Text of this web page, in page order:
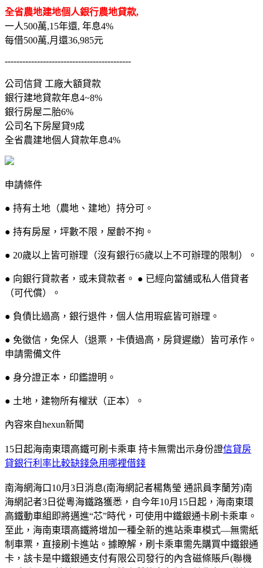
全省農地建地個人銀行農地貸款,
一人500萬,15年還, 年息4%
每借500萬,月還36,985元
-------------------------------------------
公司信貸 工廠大額貸款
銀行建地貸款年息4~8%
銀行房屋二胎6%
公司名下房屋貸9成
全省農建地個人貸款年息4%
申請條件
● 持有土地（農地、建地）持分可。
● 持有房屋，坪數不限，屋齡不拘。
● 20歲以上皆可辦理（沒有銀行65歲以上不可辦理的限制）。
● 向銀行貸款者，或未貸款者。 ● 已經向當舖或私人借貸者
（可代償）。
● 負債比過高，銀行退件，個人信用瑕疵皆可辦理。
● 免徵信，免保人（退票，卡債過高，房貸遲繳）皆可承作。
申請需備文件
● 身分證正本，印鑑證明。
● 土地，建物所有權狀（正本）。
內容來自hexun新聞
15日起海南東環高鐵可刷卡乘車 持卡無需出示身份證信貸房
貸銀行利率比較缺錢急用哪裡借錢
南海網海口10月3日消息(南海網記者楊雋瑩 通訊員李蘭芳)南
海網記者3日從粵海鐵路獲悉，自今年10月15日起，海南東環
高鐵動車組即將邁進“芯”時代，可使用中鐵銀通卡刷卡乘車。
至此，海南東環高鐵將增加一種全新的進站乘車模式—無需紙
制車票，直接刷卡進站。據瞭解，刷卡乘車需先購買中鐵銀通
卡，該卡是中鐵銀通支付有限公司發行的內含磁條賬戶(聯機